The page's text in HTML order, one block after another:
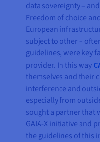
data sovereignty – and
Freedom of choice
European
subject to other –
guidelines, were key
provider. In this way
themselves and their
interference and
especially from
sought a partner that
GAIA-X initiative and
the guidelines of this